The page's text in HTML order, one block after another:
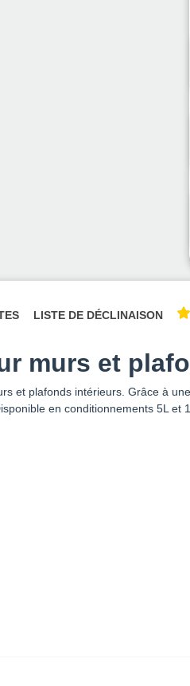
LISTE DE DÉCLINAISON
murs et
et plafonds intérieurs. Grâce à
en conditionnements 5L